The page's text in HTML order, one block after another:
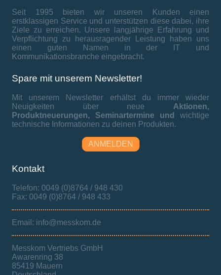
Seit 1995 bieten wir unseren Kunden einen
erstklassigen Service und unterstützen diese dabei, ihre
Ziele zu erreichen. Unsere langjährige Erfahrung und
Verpflichtung zu herausragender Leistung haben uns
einen guten Namen in der IT und
Kommunikationsbranche eingebracht.
Spare mit unserem Newsletter!
Mit unserem Newsletter erhältst du immer wieder
Neuigkeiten über neue Aktionen,
Produktneuerungen, Seminartermine und wichtige
technische Informationen zu deinen Produkten.
ANMELDEN
Kontakt
Telefon: 0049 (0)8764 / 948 430
Fax: 0049 (0)8764 / 948 433
Email: info@messkom.de
Messkom Vertriebs GmbH
Awarenring 38
85419 Mauern